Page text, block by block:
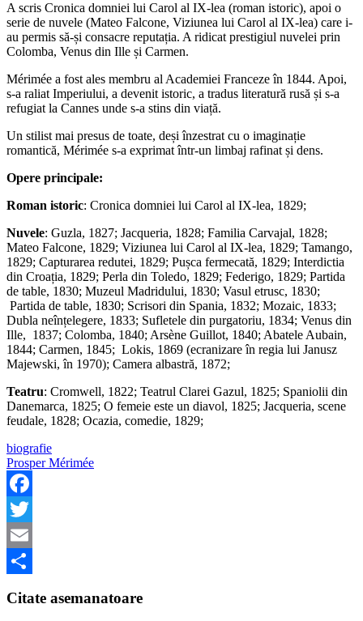
A scris Cronica domniei lui Carol al IX-lea (roman istoric), apoi o
serie de nuvele (Mateo Falcone, Viziunea lui Carol al IX-lea) care i-
au permis să-și consacre reputația. A ridicat prestigiul nuvelei prin
Colomba, Venus din Ille și Carmen.
Mérimée a fost ales membru al Academiei Franceze în 1844. Apoi,
s-a raliat Imperiului, a devenit istoric, a tradus literatură rusă și s-a
refugiat la Cannes unde s-a stins din viață.
Un stilist mai presus de toate, deși înzestrat cu o imaginație
romantică, Mérimée s-a exprimat într-un limbaj rafinat și dens.
Opere principale:
Roman istoric: Cronica domniei lui Carol al IX-lea, 1829;
Nuvele: Guzla, 1827; Jacqueria, 1828; Familia Carvajal, 1828;
Mateo Falcone, 1829; Viziunea lui Carol al IX-lea, 1829; Tamango,
1829; Capturarea redutei, 1829; Pușca fermecată, 1829; Interdictia
din Croația, 1829; Perla din Toledo, 1829; Federigo, 1829; Partida
de table, 1830; Muzeul Madridului, 1830; Vasul etrusc, 1830;
Partida de table, 1830; Scrisori din Spania, 1832; Mozaic, 1833;
Dubla neînțelegere, 1833; Sufletele din purgatoriu, 1834; Venus din
Ille, 1837; Colomba, 1840; Arsène Guillot, 1840; Abatele Aubain,
1844; Carmen, 1845; Lokis, 1869 (ecranizare în regia lui Janusz
Majewski, în 1970); Camera albastră, 1872;
Teatru: Cromwell, 1822; Teatrul Clarei Gazul, 1825; Spaniolii din
Danemarca, 1825; O femeie este un diavol, 1825; Jacqueria, scene
feudale, 1828; Ocazia, comedie, 1829;
biografie
Prosper Mérimée
Facebook
Twitter
Email
Citate asemanatoare